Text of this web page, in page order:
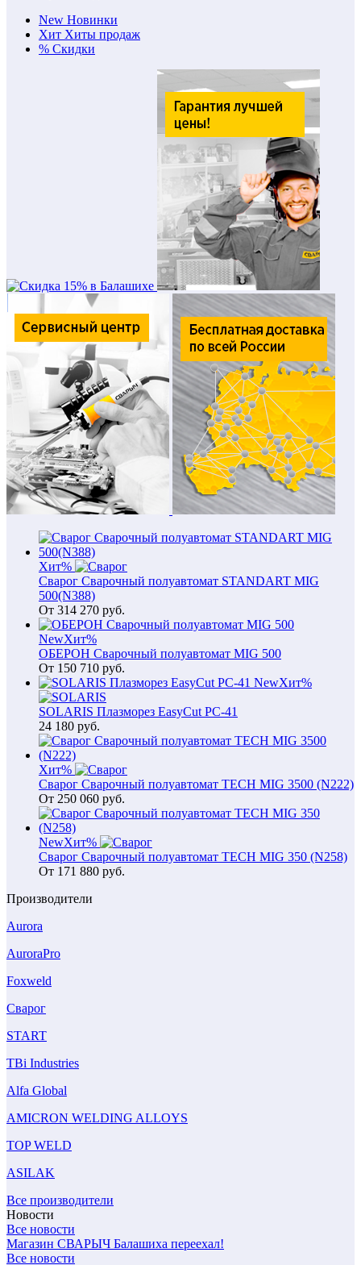
New Новинки
Хит Хиты продаж
% Скидки
Хит%
Сварог Сварочный полуавтомат STANDART MIG
500(N388)
От 314 270 руб.
NewХит%
ОБЕРОН Сварочный полуавтомат MIG 500
От 150 710 руб.
NewХит%
SOLARIS Плазморез EasyCut PC-41
24 180 руб.
Хит%
Сварог Сварочный полуавтомат TECH MIG 3500 (N222)
От 250 060 руб.
NewХит%
Сварог Сварочный полуавтомат TECH MIG 350 (N258)
От 171 880 руб.
Производители
Aurora
AuroraPro
Foxweld
Сварог
START
TBi Industries
Alfa Global
AMICRON WELDING ALLOYS
TOP WELD
ASILAK
Все производители
Новости
Все новости
Магазин СВАРЫЧ Балашиха переехал!
Все новости